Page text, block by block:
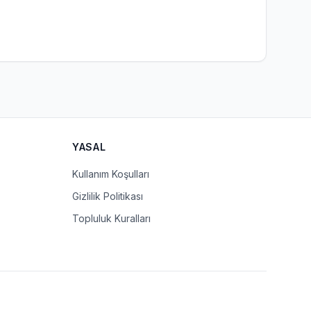
YASAL
Kullanım Koşulları
Gizlilik Politikası
Topluluk Kuralları